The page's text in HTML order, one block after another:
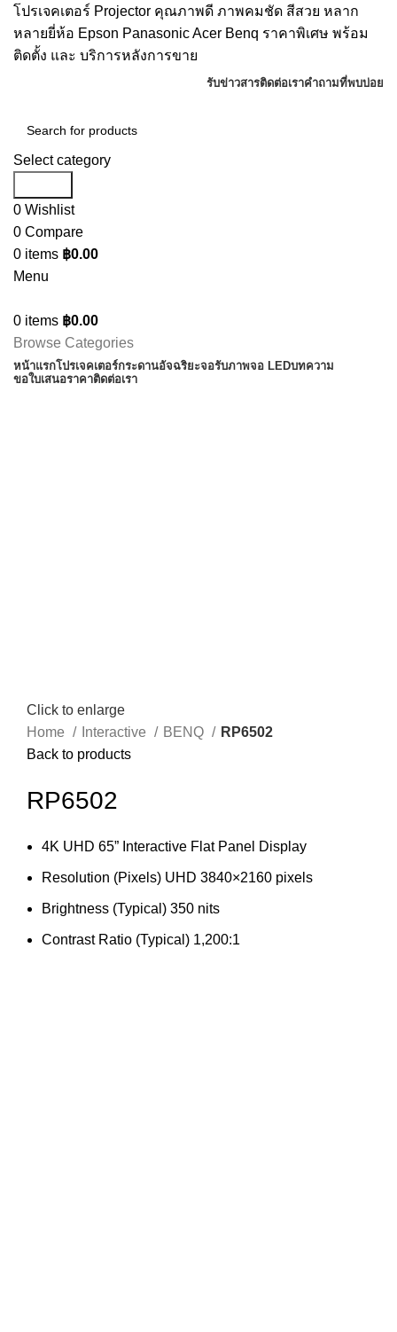
โปรเจคเตอร์ Projector คุณภาพดี ภาพคมชัด สีสวย หลาก
หลายยี่ห้อ Epson Panasonic Acer Benq ราคาพิเศษ พร้อม
ติดตั้ง และ บริการหลังการขาย
รับข่าวสารติดต่อเราคำถามที่พบบ่อย
Select category
0 Wishlist
0 Compare
0 items ฿0.00
Menu
0 items ฿0.00
Browse Categories
หน้าแรกโปรเจคเตอร์กระดานอัจฉริยะจอรับภาพจอ LEDบทความ
ขอใบเสนอราคาติดต่อเรา
Click to enlarge
Home
Interactive BENQ
RP6502
Back to products
RP6502
4K UHD 65” Interactive Flat Panel Display
Resolution (Pixels) UHD 3840×2160 pixels
Brightness (Typical) 350 nits
Contrast Ratio (Typical) 1,200:1